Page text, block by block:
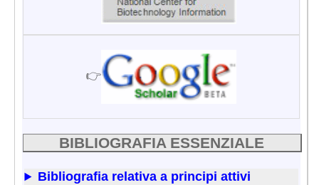
👉
BIBLIOGRAFIA ESSENZIALE
Bibliografia relativa a principi attivi